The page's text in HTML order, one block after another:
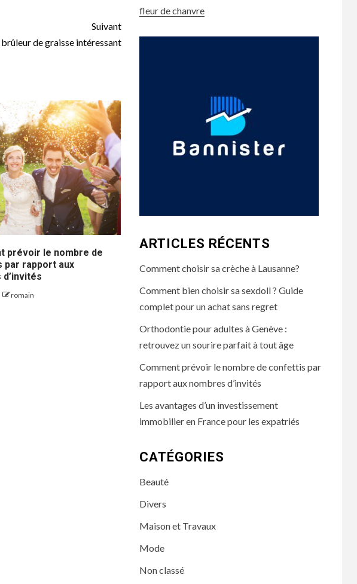
Suivant
de graisse intéressant
prévoir le nombre de
par rapport aux
romain
fleur de chanvre
ARTICLES RÉCENTS
Comment choisir sa crèche à Lausanne?
Comment bien choisir sa sexdoll ? Guide
complet pour un achat sans regret
Orthodontie pour adultes à Genève :
retrouvez un sourire parfait à tout âge
Comment prévoir le nombre de confettis par
rapport aux nombres d’invités
Les avantages d’un investissement
immobilier en France pour les expatriés
CATÉGORIES
Beauté
Divers
Maison et Travaux
Mode
Non classé